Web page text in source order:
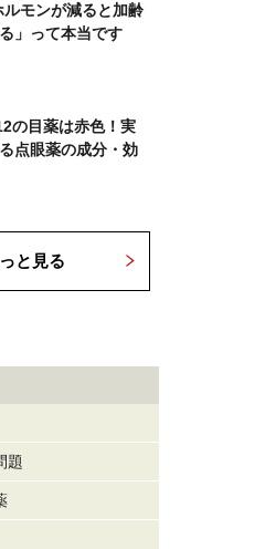
モンが減ると加齢
」って本当です
の目薬は赤色！実
点眼薬の成分・効
と見る
題